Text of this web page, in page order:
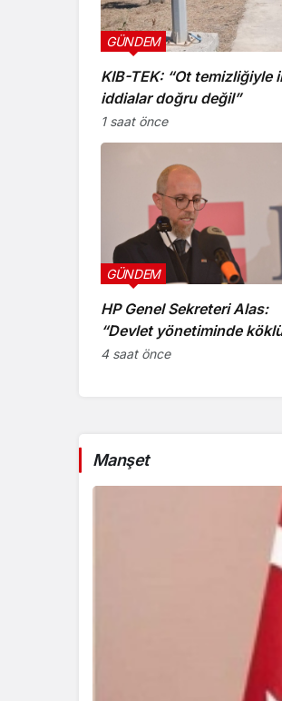
KIB-TEK: “Ot temizliğiyle
iddialar doğru değil”
GÜNDEM
1 saat önce
HP Genel Sekreteri Alas:
“Devlet yönetiminde
zihniyet değişimine ihtiyaç
GÜNDEM
4 saat önce
Manşet